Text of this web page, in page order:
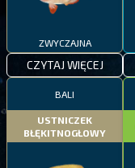
ZWYCZAJNA
CZYTAJ WIĘCEJ
BALI
USTNICZEK
BŁĘKITNOGŁOWY